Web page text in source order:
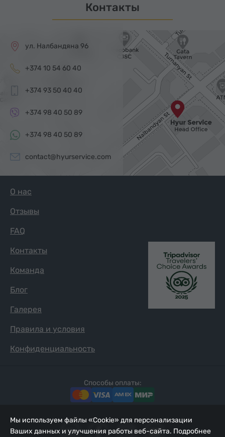
Контакты
ул. Налбандяна 96
+374 10 54 60 40
+374 93 50 40 40
+374 98 40 50 89
+374 98 40 50 89
contact@hyurservice.com
О нас
Отзывы
FAQ
Контакты
Команда
Блог
Галерея
Правила и условия
Конфиденциальность
Способы оплаты:
Мы используем файлы «Cookie» для персонализации
Ваших данных и улучшения работы веб-сайта. Подробнее